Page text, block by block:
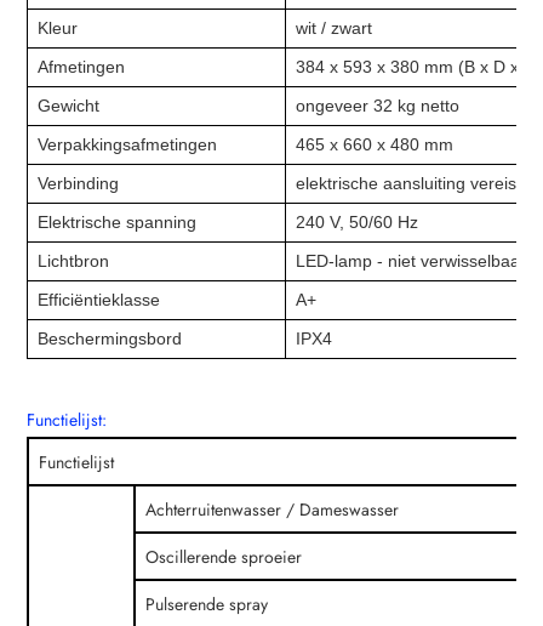
Kleur
wit / zwart
Afmetingen
384 x 593 x 380 mm (B x D x H)
Gewicht
ongeveer 32 kg netto
Verpakkingsafmetingen
465 x 660 x 480 mm
Verbinding
elektrische aansluiting vereist
Elektrische spanning
240 V, 50/60 Hz
Lichtbron
LED-lamp - niet verwisselbaar
Efficiëntieklasse
A+
Beschermingsbord
IPX4
Functielijst:
Functielijst
Achterruitenwasser / Dameswasser
Oscillerende sproeier
Pulserende spray